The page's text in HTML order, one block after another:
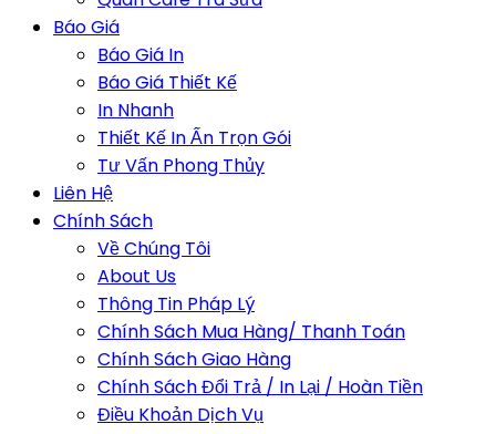
Báo Giá
Báo Giá In
Báo Giá Thiết Kế
In Nhanh
Thiết Kế In Ấn Trọn Gói
Tư Vấn Phong Thủy
Liên Hệ
Chính Sách
Về Chúng Tôi
About Us
Thông Tin Pháp Lý
Chính Sách Mua Hàng/ Thanh Toán
Chính Sách Giao Hàng
Chính Sách Đổi Trả / In Lại / Hoàn Tiền
Điều Khoản Dịch Vụ